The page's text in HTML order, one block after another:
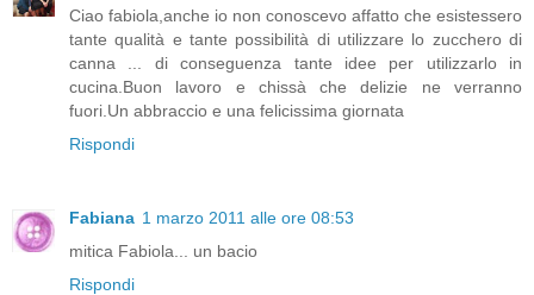
Ciao fabiola,anche io non conoscevo affatto che esistessero
tante qualità e tante possibilità di utilizzare lo zucchero di
canna ... di conseguenza tante idee per utilizzarlo in
cucina.Buon lavoro e chissà che delizie ne verranno
fuori.Un abbraccio e una felicissima giornata
Rispondi
Fabiana 1 marzo 2011 alle ore 08:53
mitica Fabiola... un bacio
Rispondi